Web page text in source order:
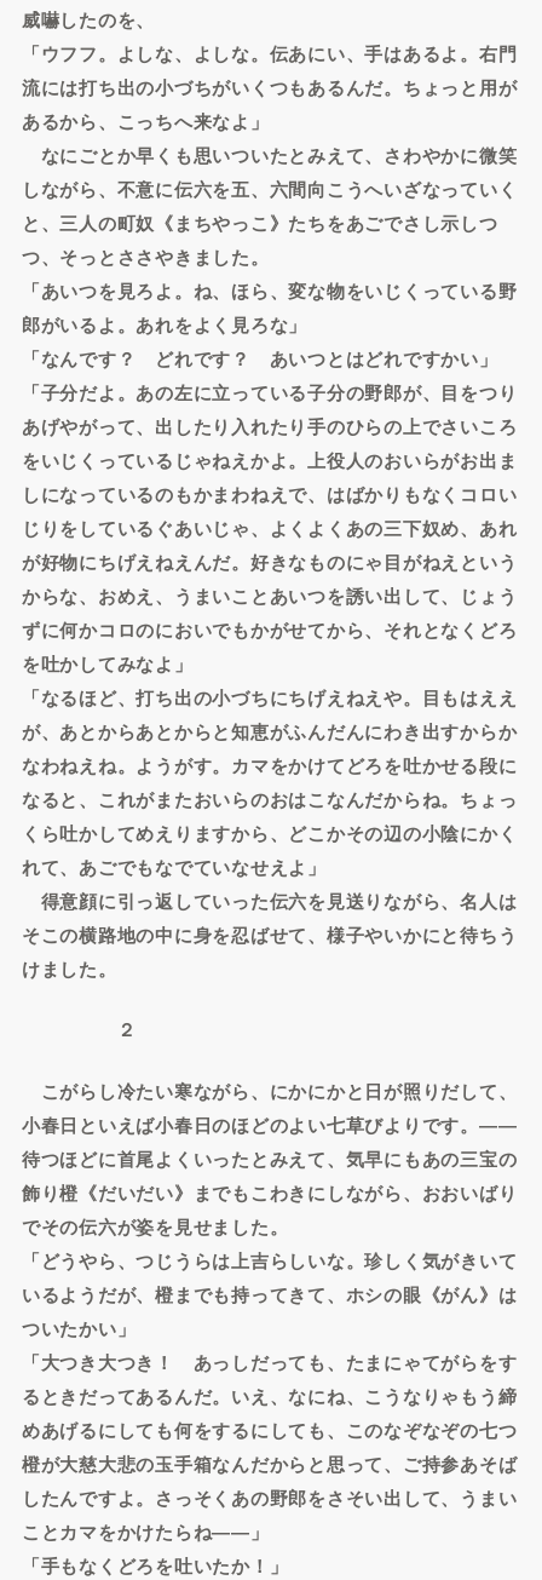
威嚇したのを、
「ウフフ。よしな、よしな。伝あにい、手はあるよ。右門
流には打ち出の小づちがいくつもあるんだ。ちょっと用が
あるから、こっちへ来なよ」
なにごとか早くも思いついたとみえて、さわやかに微笑
しながら、不意に伝六を五、六間向こうへいざなっていく
と、三人の町奴《まちやっこ》たちをあごでさし示しつ
つ、そっとささやきました。
「あいつを見ろよ。ね、ほら、変な物をいじくっている野
郎がいるよ。あれをよく見ろな」
「なんです？ どれです？ あいつとはどれですかい」
「子分だよ。あの左に立っている子分の野郎が、目をつり
あげやがって、出したり入れたり手のひらの上でさいころ
をいじくっているじゃねえかよ。上役人のおいらがお出ま
しになっているのもかまわねえで、はばかりもなくコロい
じりをしているぐあいじゃ、よくよくあの三下奴め、あれ
が好物にちげえねえんだ。好きなものにゃ目がねえという
からな、おめえ、うまいことあいつを誘い出して、じょう
ずに何かコロのにおいでもかがせてから、それとなくどろ
を吐かしてみなよ」
「なるほど、打ち出の小づちにちげえねえや。目もはええ
が、あとからあとからと知恵がふんだんにわき出すからか
なわねえね。ようがす。カマをかけてどろを吐かせる段に
なると、これがまたおいらのおはこなんだからね。ちょっ
くら吐かしてめえりますから、どこかその辺の小陰にかく
れて、あごでもなでていなせえよ」
得意顔に引っ返していった伝六を見送りながら、名人は
そこの横路地の中に身を忍ばせて、様子やいかにと待ちう
けました。
２
こがらし冷たい寒ながら、にかにかと日が照りだして、
小春日といえば小春日のほどのよい七草びよりです。――
待つほどに首尾よくいったとみえて、気早にもあの三宝の
飾り橙《だいだい》までもこわきにしながら、おおいばり
でその伝六が姿を見せました。
「どうやら、つじうらは上吉らしいな。珍しく気がきいて
いるようだが、橙までも持ってきて、ホシの眼《がん》は
ついたかい」
「大つき大つき！ あっしだっても、たまにゃてがらをす
るときだってあるんだ。いえ、なにね、こうなりゃもう締
めあげるにしても何をするにしても、このなぞなぞの七つ
橙が大慈大悲の玉手箱なんだからと思って、ご持参あそば
したんですよ。さっそくあの野郎をさそい出して、うまい
ことカマをかけたらね――」
「手もなくどろを吐いたか！」